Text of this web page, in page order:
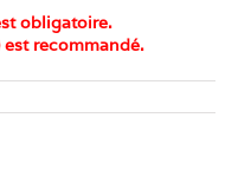
obligatoire.
recommandé.